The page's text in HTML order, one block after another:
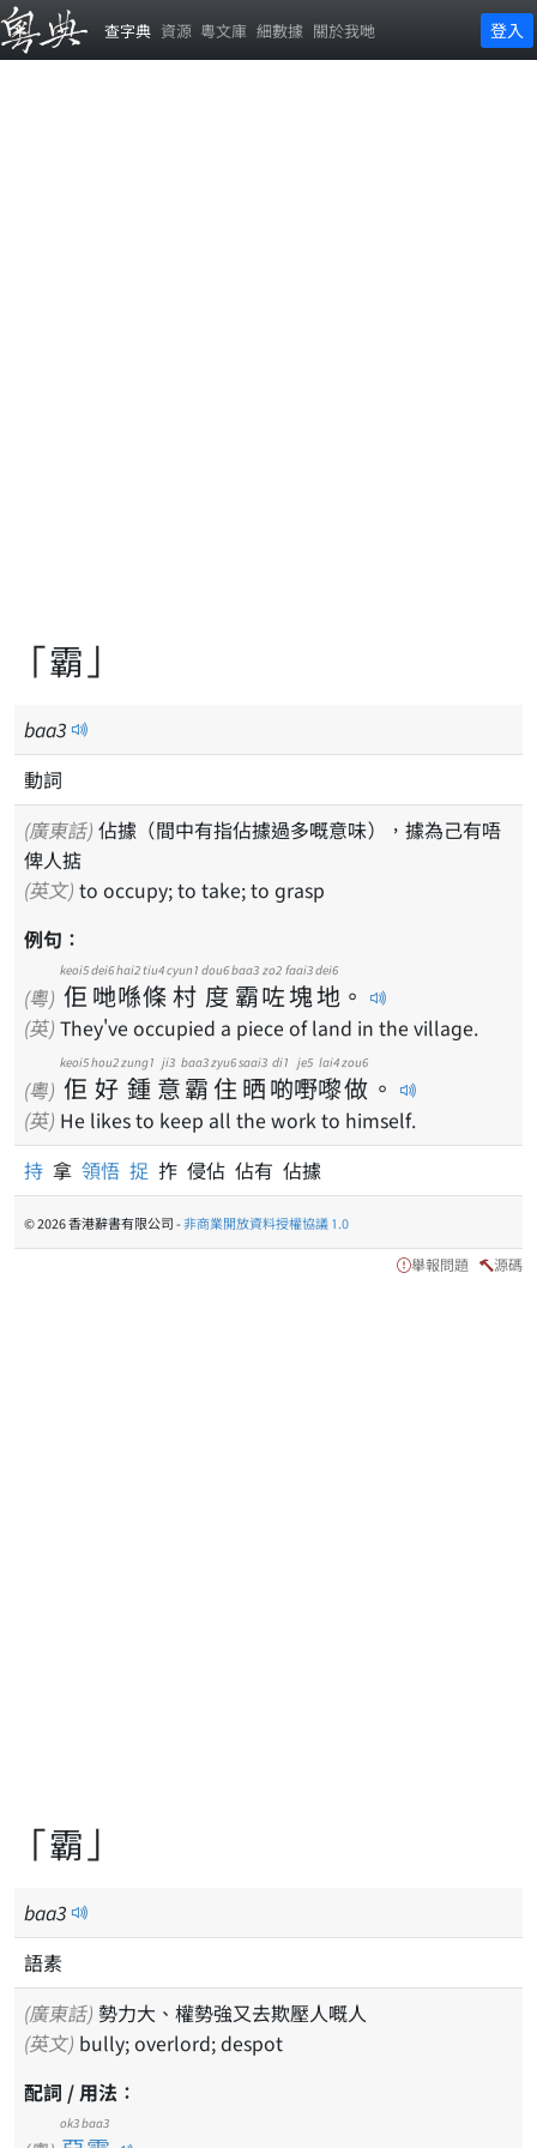
查字典 資源 粵文庫 細數據 關於我哋 登入
「霸」
baa3
動詞
(廣東話)
俾人掂
(英文) to occupy; to take; to grasp
例句：
(粵) 佢
keoi5
哋
dei6
喺
hai2
條
tiu4
村
cyun1
度
dou6
霸
baa3
咗
zo2
塊
faai3
地
dei6
。
(英) They've occupied a piece of land in the village.
(粵) 佢
keoi5
好
hou2
鍾
zung1
意
ji3
霸
baa3
住
zyu6
晒
saai3
啲
di1
嘢
je5
嚟
lai4
做
zou6
。
(英) He likes to keep all the work to himself.
持 拿 領悟 捉 拃 侵佔 佔有 佔據
© 2026 香港辭書有限公司 -非商業開放資料授權協議 1.0
舉報問題 源碼
「霸」
baa3
語素
(廣東話) 勢力大、權勢強又去欺壓人嘅人
(英文) bully; overlord; despot
配詞 / 用法：
ok3 baa3